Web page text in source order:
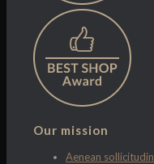
Our mission
Aenean sollicitudin